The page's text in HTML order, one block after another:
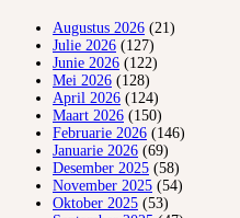
Augustus 2026 (21)
Julie 2026 (127)
Junie 2026 (122)
Mei 2026 (128)
April 2026 (124)
Maart 2026 (150)
Februarie 2026 (146)
Januarie 2026 (69)
Desember 2025 (58)
November 2025 (54)
Oktober 2025 (53)